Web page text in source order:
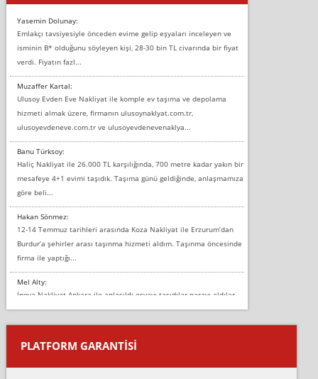
Yasemin Dolunay:
Emlakçı tavsiyesiyle önceden evime gelip eşyaları inceleyen ve
isminin B* olduğunu söyleyen kişi, 28-30 bin TL civarında bir fiyat
verdi. Fiyatın fazl...
Muzaffer Kartal:
Ulusoy Evden Eve Nakliyat ile komple ev taşıma ve depolama
hizmeti almak üzere, firmanın ulusoynaklyat.com.tr,
ulusoyevdeneve.com.tr ve ulusoyevdenevenaklya...
Banu Türksoy:
Haliç Nakliyat ile 26.000 TL karşılığında, 700 metre kadar yakın bir
mesafeye 4+1 evimi taşıdık. Taşıma günü geldiğinde, anlaşmamıza
göre beli...
Hakan Sönmez:
12-14 Temmuz tarihleri arasında Koza Nakliyat ile Erzurum’dan
Burdur’a şehirler arası taşınma hizmeti aldım. Taşınma öncesinde
firma ile yaptığı...
Mel Alty:
İnova Nakliyat Ankara ile anlaşıldı eşyayı taşıdılar parayı aldılar.
Salon duvarına bir baktım birisi boydan alüminyum renkli bantı
yapıştırm...
Murat:
PLATFORM GARANTİSİ